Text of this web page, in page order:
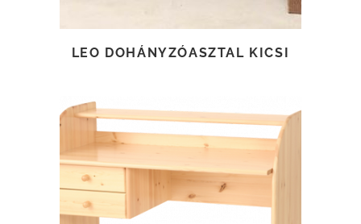
LEO DOHÁNYZÓASZTAL KICSI
TOVÁBB OLVASOM